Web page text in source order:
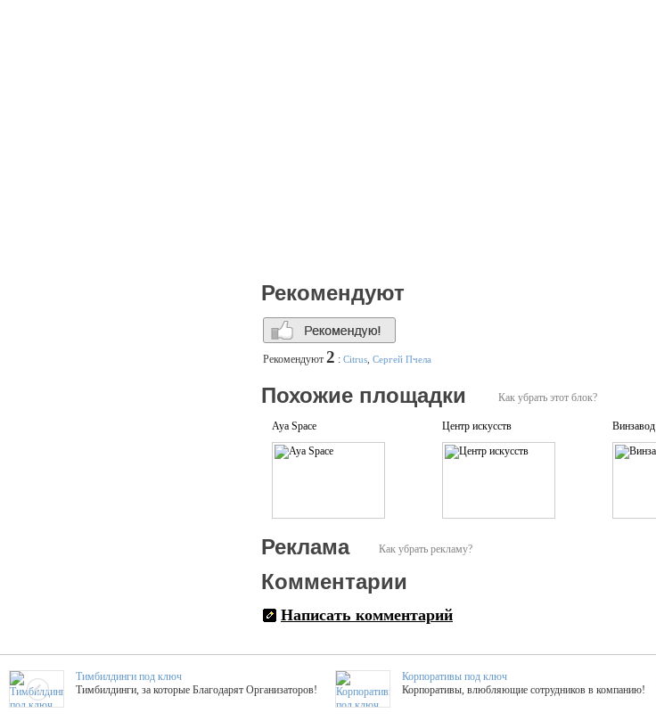
Рекомендуют
Рекомендуют 2 : Citrus Сергей Пчела
Как убрать этот блок?
Похожие площадки
Aya Space Центр искусств Винзавод
Как убрать рекламу?
Реклама
Комментарии
Написать комментарий
Тимбилдинги под ключ
Тимбилдинги, за которые Благодарят Организаторов!
Корпоративы под ключ
Корпоративы, влюбляющие сотрудников в компанию!